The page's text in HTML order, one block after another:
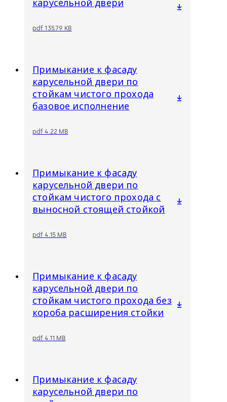
карусельной двери
pdf 135.79 KB
Примыкание к фасаду
карусельной двери по
стойкам чистого прохода
базовое исполнение
pdf 4.22 MB
Примыкание к фасаду
карусельной двери по
стойкам чистого прохода с
выносной стоящей стойкой
pdf 4.15 MB
Примыкание к фасаду
карусельной двери по
стойкам чистого прохода без
короба расширения стойки
pdf 4.11 MB
Примыкание к фасаду
карусельной двери по